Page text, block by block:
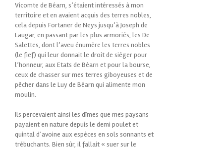
Vicomte de Béarn, s’étaient intéressés à mon
territoire et en avaient acquis des terres nobles,
cela depuis Fortaner de Neys jusqu’à Joseph de
Laugar, en passant par les plus armoriés, les De
Salettes, dont l’aveu énumère les terres nobles
(le fief) qui leur donnait le droit de siéger pour
l’honneur, aux Etats de Béarn et pour la bourse,
ceux de chasser sur mes terres giboyeuses et de
pêcher dans le Luy de Béarn qui alimente mon
moulin.
Ils percevaient ainsi les dîmes que mes paysans
payaient en nature depuis le demi poulet et
quintal d’avoine aux espèces en sols sonnants et
trébuchants. Bien sûr, il fallait « suer sur le